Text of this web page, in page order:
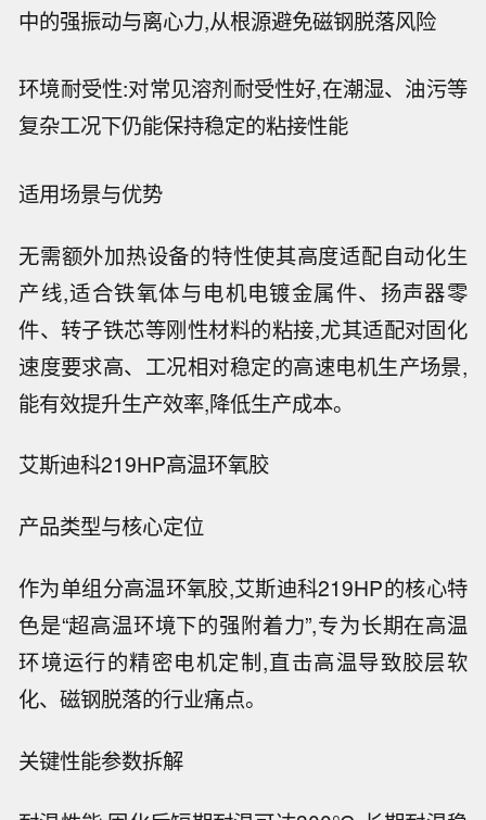
中的强振动与离心力,从根源避免磁钢脱落风险
环境耐受性:对常见溶剂耐受性好,在潮湿、油污等
复杂工况下仍能保持稳定的粘接性能
适用场景与优势
无需额外加热设备的特性使其高度适配自动化生
产线,适合铁氧体与电机电镀金属件、扬声器零
件、转子铁芯等刚性材料的粘接,尤其适配对固化
速度要求高、工况相对稳定的高速电机生产场景,
能有效提升生产效率,降低生产成本。
艾斯迪科219HP高温环氧胶
产品类型与核心定位
作为单组分高温环氧胶,艾斯迪科219HP的核心特
色是“超高温环境下的强附着力”,专为长期在高温
环境运行的精密电机定制,直击高温导致胶层软
化、磁钢脱落的行业痛点。
关键性能参数拆解